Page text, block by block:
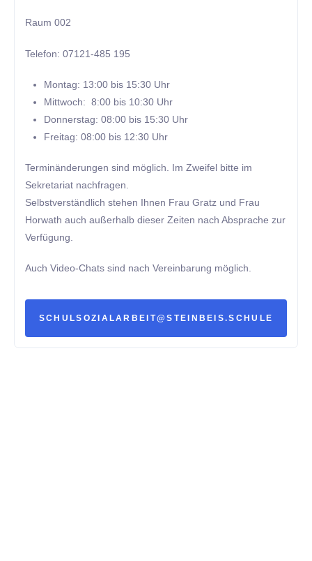
Raum 002
Telefon: 07121-485 195
Montag: 13:00 bis 15:30 Uhr
Mittwoch: 8:00 bis 10:30 Uhr
Donnerstag: 08:00 bis 15:30 Uhr
Freitag: 08:00 bis 12:30 Uhr
Terminänderungen sind möglich. Im Zweifel bitte im
Sekretariat nachfragen.
Selbstverständlich stehen Ihnen Frau Gratz und Frau
Horwath auch außerhalb dieser Zeiten nach Absprache zur
Verfügung.
Auch Video-Chats sind nach Vereinbarung möglich.
SCHULSOZIALARBEIT@STEINBEIS.SCHULE